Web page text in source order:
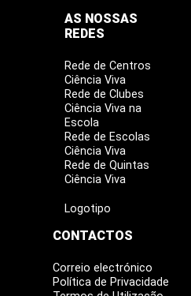
AS NOSSAS
REDES
Rede de Centros
Ciência Viva
Rede de Clubes
Ciência Viva na
Escola
Rede de Escolas
Ciência Viva
Rede de Quintas
Ciência Viva
Logotipo
CONTACTOS
Correio electrónico
Política de Privacidade